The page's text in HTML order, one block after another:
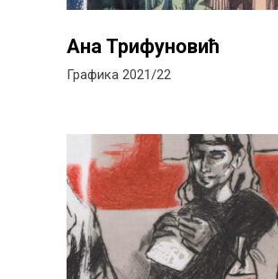
Ана Трифуновић
Графика 2021/22